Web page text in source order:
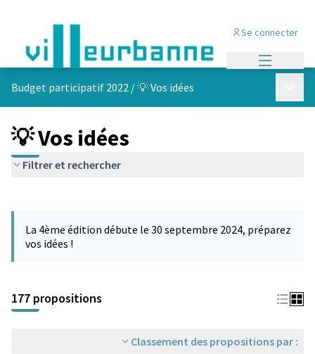
Se connecter
Budget participatif 2022 /💡 Vos idées
💡 Vos idées
Filtrer et rechercher
−
La 4ème édition débute le 30 septembre 2024, préparez
vos idées !
177 propositions
Classement des propositions par :